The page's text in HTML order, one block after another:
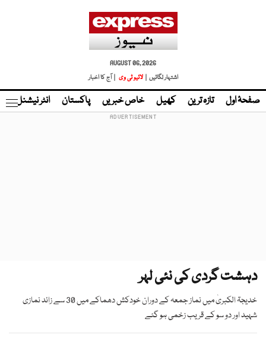
AUGUST 06, 2026
اشتہار لگائیں |
لائیو ٹی وی | آج کا اخبار
صفحۂ اول تازہ ترین کھیل خاص خبریں پاکستان انٹر نیشنل
دہشت گردی کی نئی لہر
خدیجۃ الکبریٰ میں نماز جمعہ کے دوران خودکش دھماکے میں 30 سے زائد نمازی
شہید اور دو سو کے قریب زخمی ہو گئے